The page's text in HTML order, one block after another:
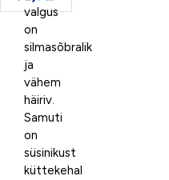
valgus
on
silmasõbralik
ja
vähem
häiriv.
Samuti
on
süsinikust
küttekehal